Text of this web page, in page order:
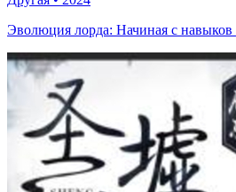
Эволюция лорда: Начиная с навыков